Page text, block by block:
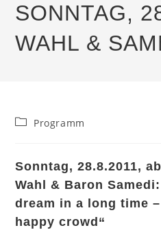
SONNTAG,
WAHL &
Beitrags-
Programm
Sonntag, 28.8.2011,
Wahl & Baron
dream in a long time
happy crowd“